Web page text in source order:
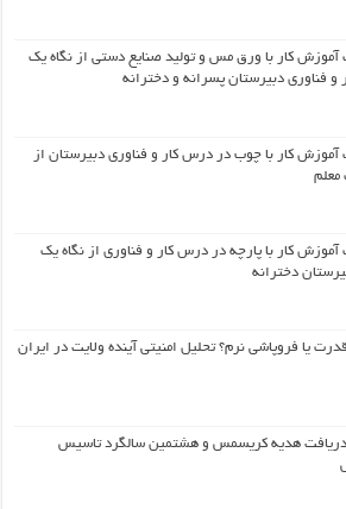
کار با ورق مس و تولید صنایع دستی از نگاه یک
و فناوری دبیرستان پسرانه و دخترانه
کار با چوب در درس کار و فناوری دبیرستان از
معلم
کار با پارچه در درس کار و فناوری از نگاه یک
دخترانه
یا فروپاشی نرم؟ تحلیل امنیتی آینده ولایت در ایران
هدیه کریسمس و هشتمین سالگرد تاسیس